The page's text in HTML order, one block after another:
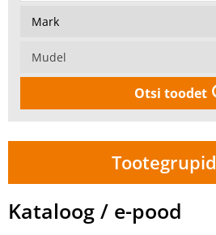
Otsi toodet
Tootegrupid
Kataloog / e-pood